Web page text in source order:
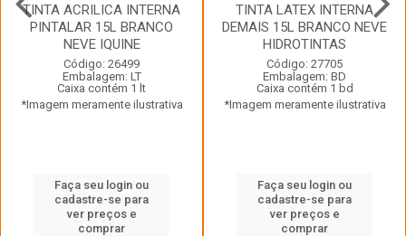
TINTA ACRILICA INTERNA
PINTALAR 15L BRANCO
NEVE IQUINE
Código: 26499
Embalagem: LT
Caixa contém 1 lt
*Imagem meramente ilustrativa
Faça seu login ou
cadastre-se para
ver preços e
comprar
TINTA LATEX INTERNA
DEMAIS 15L BRANCO NEVE
HIDROTINTAS
Código: 27705
Embalagem: BD
Caixa contém 1 bd
*Imagem meramente ilustrativa
Faça seu login ou
cadastre-se para
ver preços e
comprar